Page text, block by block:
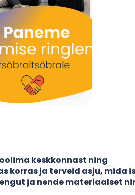
keskkonnast ning
korras ja terveid asju, mida
ja nende materiaalset